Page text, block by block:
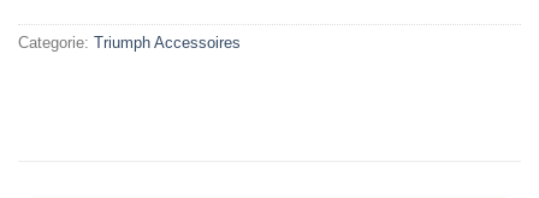
Categorie: Triumph Accessoires